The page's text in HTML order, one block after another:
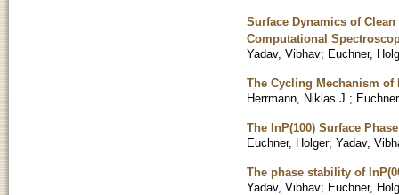
Surface Dynamics of
Computational
Yadav, Vibhav; Euchner,
The Cycling Mechanism of
Herrmann, Niklas J. ;
The InP(100) Surface
Euchner, Holger; Yadav,
The phase stability of
Yadav, Vibhav; Euchner,